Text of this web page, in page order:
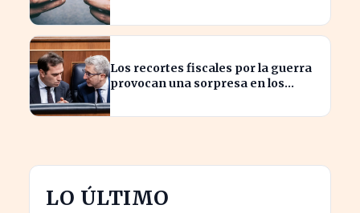
Los recortes fiscales por la guerra
provocan una sorpresa en los
LO ÚLTIMO